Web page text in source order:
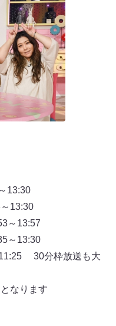
～13:30
～13:30
～13:57
～13:30
30分枠放送も大
となります